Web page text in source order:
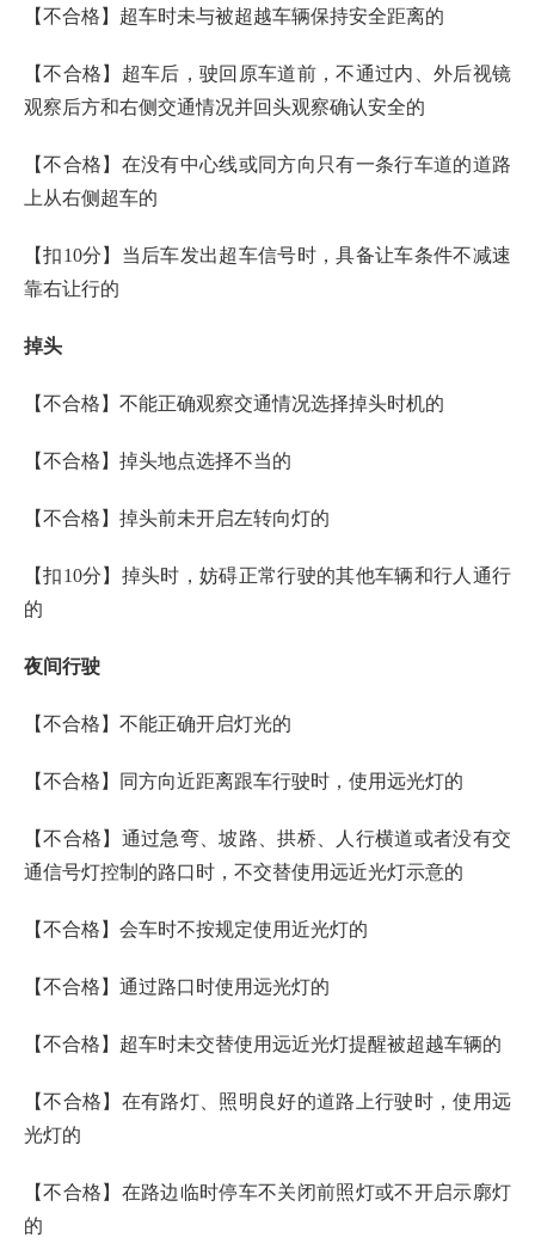
【不合格】超车时未与被超越车辆保持安全距离的
【不合格】超车后，驶回原车道前，不通过内、外后视镜
观察后方和右侧交通情况并回头观察确认安全的
【不合格】在没有中心线或同方向只有一条行车道的道路
上从右侧超车的
【扣10分】当后车发出超车信号时，具备让车条件不减速
靠右让行的
掉头
【不合格】不能正确观察交通情况选择掉头时机的
【不合格】掉头地点选择不当的
【不合格】掉头前未开启左转向灯的
【扣10分】掉头时，妨碍正常行驶的其他车辆和行人通行
的
夜间行驶
【不合格】不能正确开启灯光的
【不合格】同方向近距离跟车行驶时，使用远光灯的
【不合格】通过急弯、坡路、拱桥、人行横道或者没有交
通信号灯控制的路口时，不交替使用远近光灯示意的
【不合格】会车时不按规定使用近光灯的
【不合格】通过路口时使用远光灯的
【不合格】超车时未交替使用远近光灯提醒被超越车辆的
【不合格】在有路灯、照明良好的道路上行驶时，使用远
光灯的
【不合格】在路边临时停车不关闭前照灯或不开启示廓灯
的